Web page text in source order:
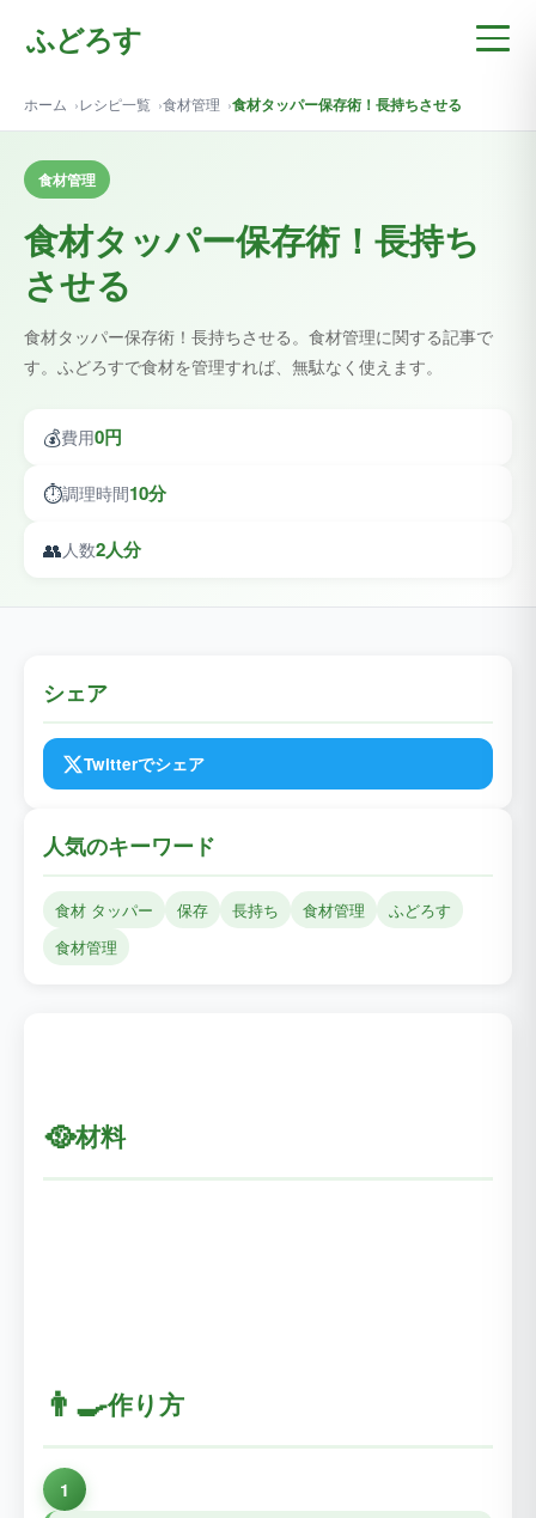
ふどろす
ホーム レシピ一覧 食材管理 食材タッパー保存術！長持ちさせる
食材管理
食材タッパー保存術！長持ち
させる
食材タッパー保存術！長持ちさせる。食材管理に関する記事で
す。ふどろすで食材を管理すれば、無駄なく使えます。
💰費用0円
⏱️調理時間10分
👥人数2人分
🥘材料
👨‍🍳作り方
1
シェア
Twitterでシェア
人気のキーワード
食材 タッパー 保存 長持ち 食材管理
ふどろす
食材管理